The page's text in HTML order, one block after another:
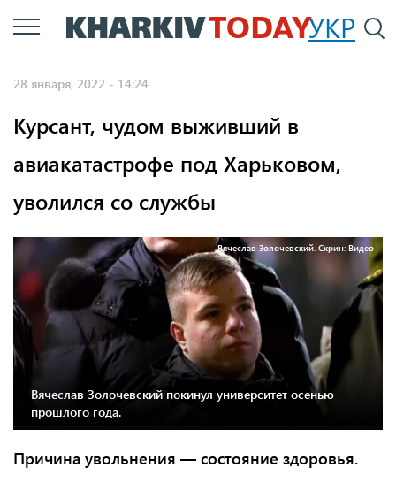
Перейти
к
УКР
28 января, 2022 - 14:24
Курсант, чудом выживший в
авиакатастрофе под Харьковом,
уволился со службы
Вячеслав Золочевский. Скрин: Видео
Вячеслав Золочевский покинул университет осенью
прошлого года.
Причина увольнения — состояние здоровья.